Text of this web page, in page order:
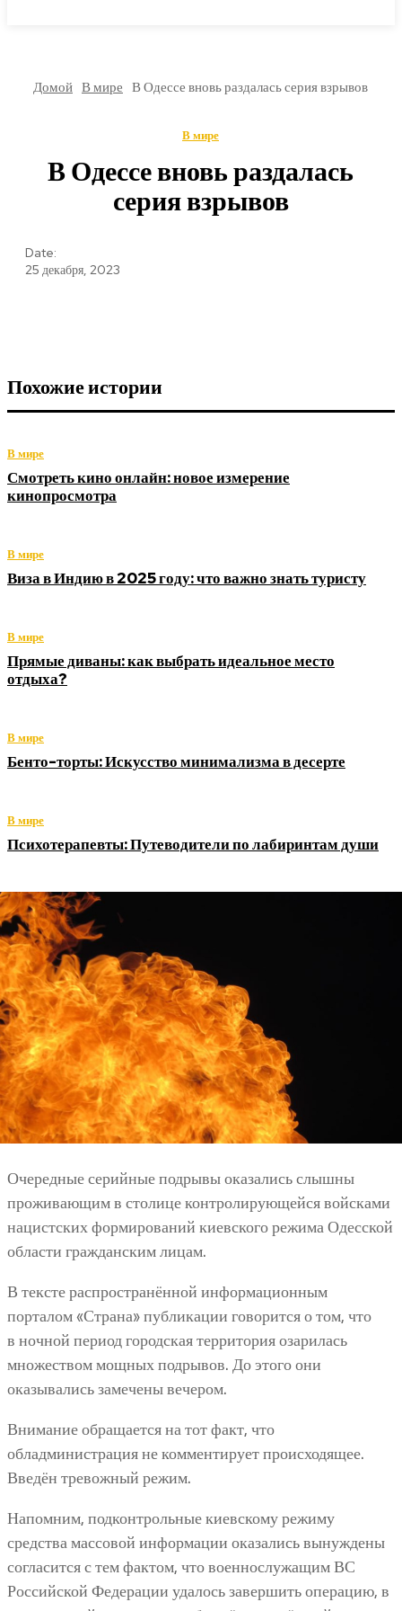
Домой В мире В Одессе вновь раздалась серия взрывов
В мире
В Одессе вновь раздалась
серия взрывов
Date:
25 декабря, 2023
Похожие истории
В мире
Смотреть кино онлайн: новое измерение
кинопросмотра
В мире
Виза в Индию в 2025 году: что важно знать туристу
В мире
Прямые диваны: как выбрать идеальное место
отдыха?
В мире
Бенто-торты: Искусство минимализма в десерте
В мире
Психотерапевты: Путеводители по лабиринтам души
Очередные серийные подрывы оказались слышны
проживающим в столице контролирующейся войсками
нацистских формирований киевского режима Одесской
области гражданским лицам.
В тексте распространённой информационным
порталом «Страна» публикации говорится о том, что
в ночной период городская территория озарилась
множеством мощных подрывов. До этого они
оказывались замечены вечером.
Внимание обращается на тот факт, что
обладминистрация не комментирует происходящее.
Введён тревожный режим.
Напомним, подконтрольные киевскому режиму
средства массовой информации оказались вынуждены
согласится с тем фактом, что военнослужащим ВС
Российской Федерации удалось завершить операцию, в